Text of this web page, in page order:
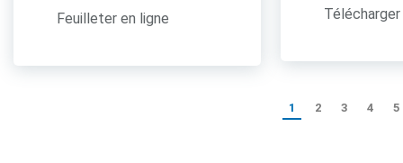
Feuilleter en ligne
1 2 3 4 5